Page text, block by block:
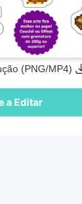
(PNG/MP4)
a Editar